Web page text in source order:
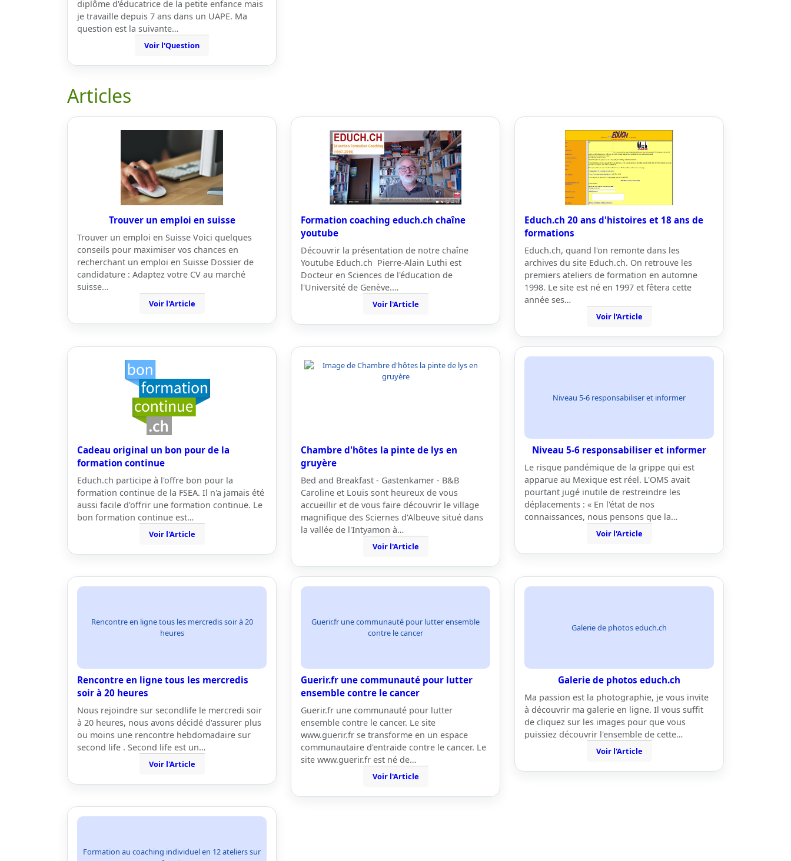
diplôme d'éducatrice de la petite enfance mais
je travaille depuis 7 ans dans un UAPE. Ma
question est la suivante…
Voir l'Question
Articles
Trouver un emploi en suisse
Trouver un emploi en Suisse Voici quelques
conseils pour maximiser vos chances en
recherchant un emploi en Suisse Dossier de
candidature : Adaptez votre CV au marché
suisse…
Voir l'Article
Formation coaching educh.ch chaîne
youtube
Découvrir la présentation de notre chaîne
Youtube Educh.ch Pierre-Alain Luthi est
Docteur en Sciences de l'éducation de
l'Université de Genève.…
Voir l'Article
Educh.ch 20 ans d'histoires et 18 ans de
formations
Educh.ch, quand l'on remonte dans les
archives du site Educh.ch. On retrouve les
premiers ateliers de formation en automne
1998. Le site est né en 1997 et fêtera cette
année ses…
Voir l'Article
Cadeau original un bon pour de la
formation continue
Educh.ch participe à l'offre bon pour la
formation continue de la FSEA. Il n'a jamais été
aussi facile d'offrir une formation continue. Le
bon formation continue est…
Voir l'Article
Chambre d'hôtes la pinte de lys en
gruyère
Bed and Breakfast - Gastenkamer - B&B
Caroline et Louis sont heureux de vous
accueillir et de vous faire découvrir le village
magnifique des Sciernes d'Albeuve situé dans
la vallée de l'Intyamon à…
Voir l'Article
Niveau 5-6 responsabiliser et informer
Niveau 5-6 responsabiliser et informer
Le risque pandémique de la grippe qui est
apparue au Mexique est réel. L'OMS avait
pourtant jugé inutile de restreindre les
déplacements : « En l'état de nos
connaissances, nous pensons que la…
Voir l'Article
Rencontre en ligne tous les mercredis soir à 20
heures
Rencontre en ligne tous les mercredis
soir à 20 heures
Nous rejoindre sur secondlife le mercredi soir
à 20 heures, nous avons décidé d'assurer plus
ou moins une rencontre hebdomadaire sur
second life . Second life est un…
Voir l'Article
Guerir.fr une communauté pour lutter ensemble
contre le cancer
Guerir.fr une communauté pour lutter
ensemble contre le cancer
Guerir.fr une communauté pour lutter
ensemble contre le cancer. Le site
www.guerir.fr se transforme en un espace
communautaire d'entraide contre le cancer. Le
site www.guerir.fr est né de…
Voir l'Article
Galerie de photos educh.ch
Galerie de photos educh.ch
Ma passion est la photographie, je vous invite
à découvrir ma galerie en ligne. Il vous suffit
de cliquez sur les images pour que vous
puissiez découvrir l'ensemble de cette…
Voir l'Article
Formation au coaching individuel en 12 ateliers sur